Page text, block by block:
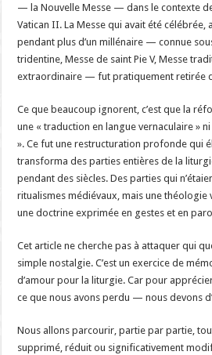
— la Nouvelle Messe — dans le contexte
Vatican II. La Messe qui avait été célébrée,
pendant plus d’un millénaire — connue
tridentine, Messe de saint Pie V, Messe
extraordinaire — fut pratiquement retirée
Ce que beaucoup ignorent, c’est que la
une « traduction en langue vernaculaire »
». Ce fut une restructuration profonde qui
transforma des parties entières de la
pendant des siècles. Des parties qui
ritualismes médiévaux, mais une théologie
une doctrine exprimée en gestes et en
Cet article ne cherche pas à attaquer qui
simple nostalgie. C’est un exercice de
d’amour pour la liturgie. Car pour
ce que nous avons perdu — nous devons
Nous allons parcourir, partie par partie,
supprimé, réduit ou significativement